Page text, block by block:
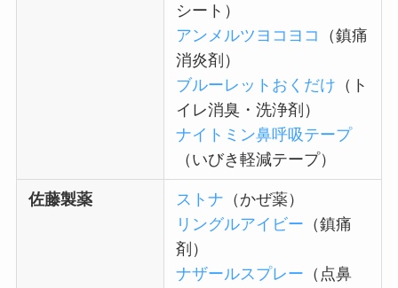
シート）
アンメルツヨコヨコ
（鎮痛
消炎剤）
ブルーレットおくだけ （ト
イレ消臭・洗浄剤）
ナイトミン鼻呼吸テープ
（いびき軽減テープ）
佐藤製薬 ストナ （かぜ薬）
リングルアイビー （鎮痛
剤）
ナザールスプレー （点鼻